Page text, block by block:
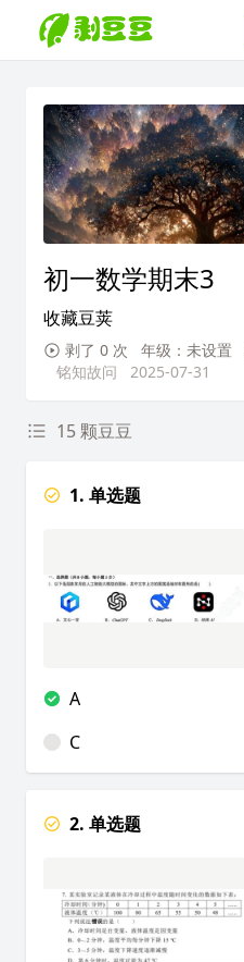
初一数学期末3
收藏豆荚
剥了 0 次 年级：未设置
铭知故问
2025-07-31
15 颗豆豆
1. 单选题
A
C
2. 单选题